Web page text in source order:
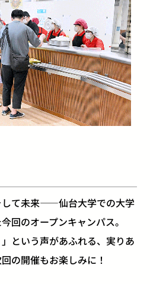
て未来――仙台大学での大学
回のオープンキャンパス。
」という声があふれる、実りあ
の開催もお楽しみに！